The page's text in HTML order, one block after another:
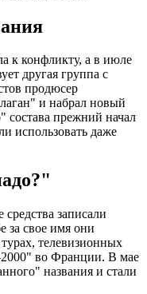
к конфликту, а в июле
другая группа с
продюсер
и набрал новый
состава прежний начал
использовать даже
записали
за свое имя они
телевизионных
во Франции. В мае
названия и стали